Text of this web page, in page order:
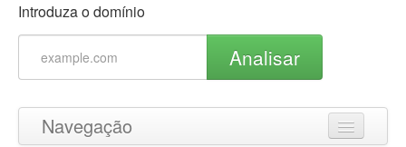
Introduza o domínio
Analisar
Navegação